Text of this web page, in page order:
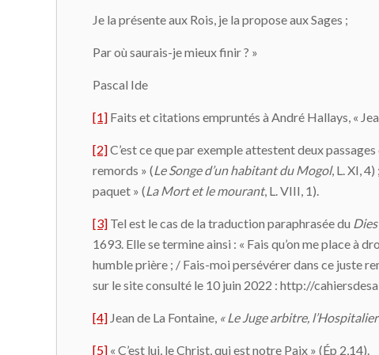
Je la présente aux Rois, je la propose aux Sages ;
Par où saurais-je mieux finir ? »
Pascal Ide
[1] Faits et citations empruntés à André Hallays, «
[2]C’est ce que par exemple attestent deux
remords » (Le Songe d’un habitant du Mogol, L. XI,
paquet » (La Mort et le mourant, L. VIII, 1).
[3] Tel est le cas de la traduction paraphrasée du
1693. Elle se termine ainsi : « Fais qu’on me place
humble prière ; / Fais-moi persévérer dans ce juste
sur le site consulté le 10 juin 2022 : http://
[4] Jean de La Fontaine, « Le Juge arbitre,
[5] « C’est lui, le Christ, qui est notre Paix » (Ép 2,14).